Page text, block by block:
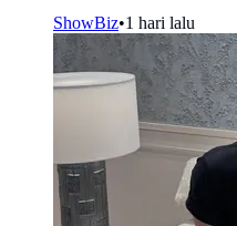
ShowBiz•1 hari lalu